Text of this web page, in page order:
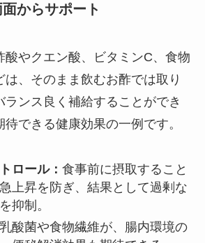
からサポート
酸やクエン酸、ビタミンC、食物
、そのまま飲むお酢では取り
ランス良く補給することができ
できる健康効果の一例です。
ロール： 食事前に摂取すること
上昇を防ぎ、結果として過剰な
抑制。
乳酸菌や食物繊維が、腸内環境の